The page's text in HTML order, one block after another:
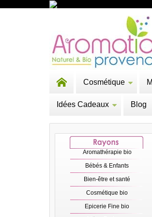
Cosmétique
Idées Cadeaux Blog
Aromathérapie bio
Bébés & Enfants
Bien-être et santé
Cosmétique bio
Epicerie Fine bio